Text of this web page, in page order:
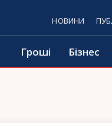
НОВИНИ
Гроші Бізнес